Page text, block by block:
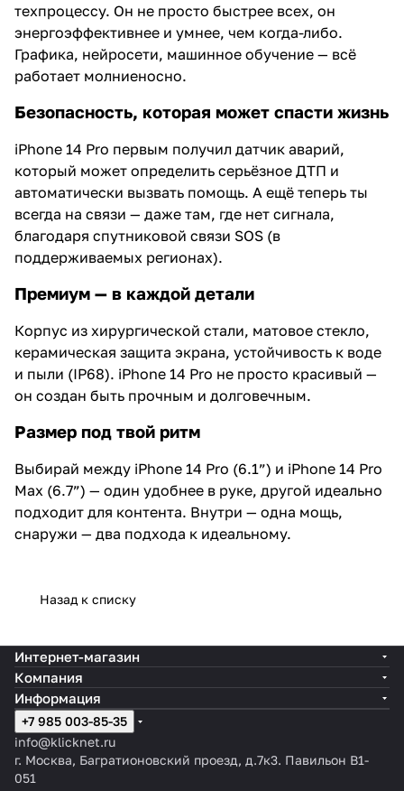
техпроцессу. Он не просто быстрее всех, он
энергоэффективнее и умнее, чем когда-либо.
Графика, нейросети, машинное обучение — всё
работает молниеносно.
Безопасность, которая может спасти жизнь
iPhone 14 Pro первым получил датчик аварий,
который может определить серьёзное ДТП и
автоматически вызвать помощь. А ещё теперь ты
всегда на связи — даже там, где нет сигнала,
благодаря спутниковой связи SOS (в
поддерживаемых регионах).
Премиум — в каждой детали
Корпус из хирургической стали, матовое стекло,
керамическая защита экрана, устойчивость к воде
и пыли (IP68). iPhone 14 Pro не просто красивый —
он создан быть прочным и долговечным.
Размер под твой ритм
Выбирай между iPhone 14 Pro (6.1”) и iPhone 14 Pro
Max (6.7”) — один удобнее в руке, другой идеально
подходит для контента. Внутри — одна мощь,
снаружи — два подхода к идеальному.
Назад к списку
Интернет-магазин
Компания
Информация
+7 985 003-85-35
info@klicknet.ru
г. Москва, Багратионовский проезд, д.7к3. Павильон B1-
051